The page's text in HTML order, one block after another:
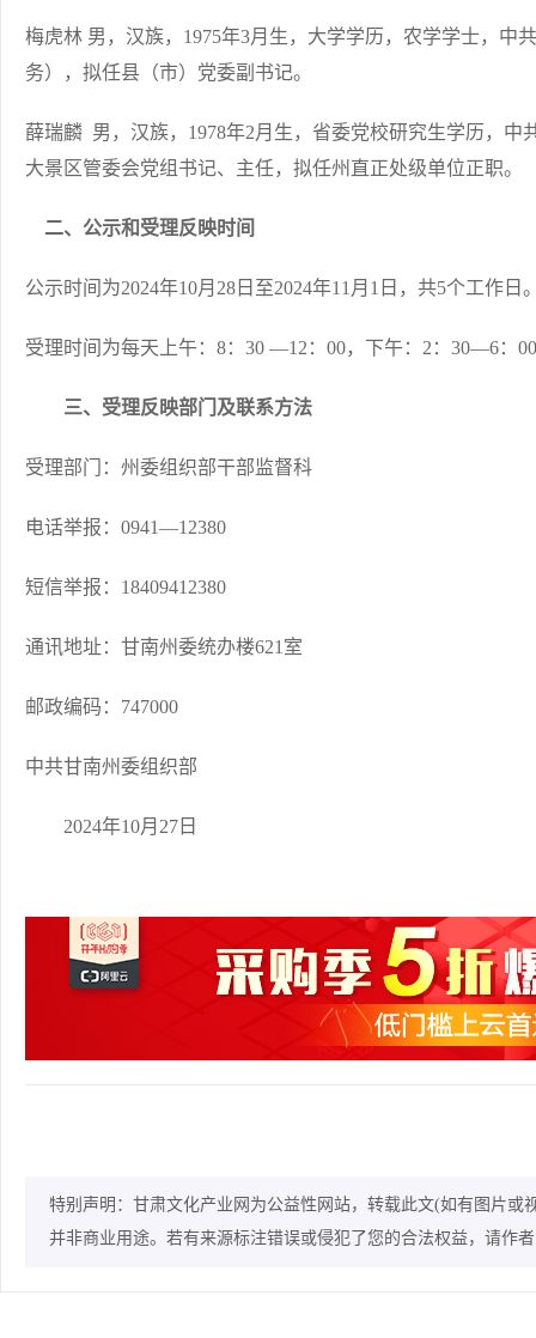
梅虎林 男，汉族，1975年3月生，大学学历，农学学士，中
务），拟任县（市）党委副书记。
薛瑞麟 男，汉族，1978年2月生，省委党校研究生学历，
大景区管委会党组书记、主任，拟任州直正处级单位正职。
二、公示和受理反映时间
公示时间为2024年10月28日至2024年11月1日，共5个工作日
受理时间为每天上午：8：30 —12：00，下午：2：30—6：
三、受理反映部门及联系方法
受理部门：州委组织部干部监督科
电话举报：0941—12380
短信举报：18409412380
通讯地址：甘南州委统办楼621室
邮政编码：747000
中共甘南州委组织部
2024年10月27日
特别声明：甘肃文化产业网为公益性网站，转载此文(如有图片
并非商业用途。若有来源标注错误或侵犯了您的合法权益，请作